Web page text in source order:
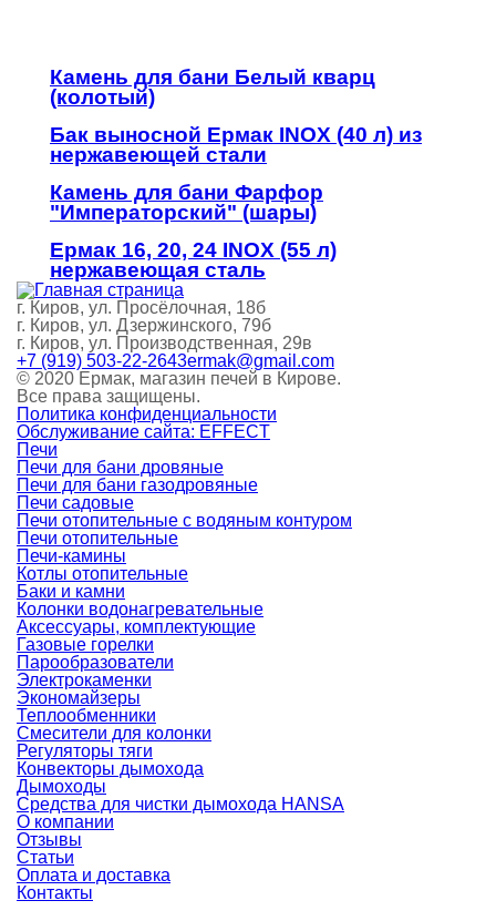
Камень для бани Белый кварц
(колотый)
Бак выносной Ермак INOX (40 л) из
нержавеющей стали
Камень для бани Фарфор
"Императорский" (шары)
Ермак 16, 20, 24 INOX (55 л)
нержавеющая сталь
г. Киров, ул. Просёлочная, 18б
г. Киров, ул. Дзержинского, 79б
г. Киров, ул. Производственная, 29в
+7 (919) 503-22-2643ermak@gmail.com
© 2020 Ермак, магазин печей в Кирове.
Все права защищены.
Политика конфиденциальности
Обслуживание сайта: EFFECT
Печи
Печи для бани дровяные
Печи для бани газодровяные
Печи садовые
Печи отопительные c водяным контуром
Печи отопительные
Печи-камины
Котлы отопительные
Баки и камни
Колонки водонагревательные
Аксессуары, комплектующие
Газовые горелки
Парообразователи
Электрокаменки
Экономайзеры
Теплообменники
Смесители для колонки
Регуляторы тяги
Конвекторы дымохода
Дымоходы
Средства для чистки дымохода HANSA
О компании
Отзывы
Статьи
Оплата и доставка
Контакты